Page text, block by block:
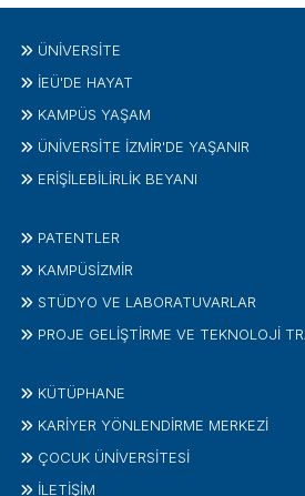
ÜNIVERSITE
İEÜ'DE HAYAT
KAMPÜS YAŞAM
ÜNİVERSİTE İZMİR'DE YAŞANIR
ERİŞİLEBİLİRLİK BEYANI
PATENTLER
KAMPÜSİZMIR
STÜDYO VE LABORATUVARLAR
PROJE GELIŞTIRME VE TEKNOLOJI
KÜTÜPHANE
KARİYER YÖNLENDİRME MERKEZİ
ÇOCUK ÜNIVERSITESI
İLETIŞIM